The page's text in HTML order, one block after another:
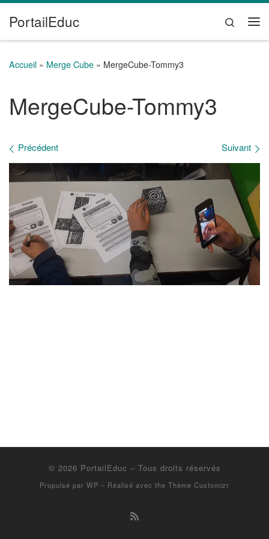
Passer au contenu
PortailEduc
Search
Accueil » Merge Cube » MergeCube-Tommy3
MergeCube-Tommy3
Navigation des images
Précédent Suivant
© 2026 PortailEduc – Tous droits réservés
Propulsé par WP – Réalisé avec the Thème Customizr